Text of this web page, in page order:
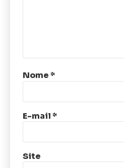
Nome*
E-mail*
Site